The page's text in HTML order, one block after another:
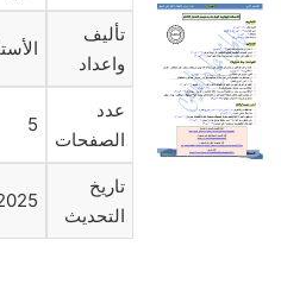
تأليف
واعداد
عدد
الصفحات
5
تاريخ
التحديث